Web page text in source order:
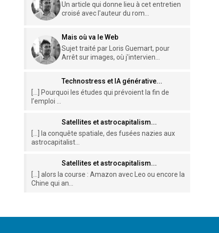
Un article qui donne lieu à cet entretien
croisé avec l'auteur du rom...
Mais où va le Web
Sujet traité par Loris Guemart, pour
Arrêt sur images, où j'intervien...
Technostress et IA générative...
[…] Pourquoi les études qui prévoient la fin de
l’emploi ...
Satellites et astrocapitalism...
[…] la conquête spatiale, des fusées nazies aux
astrocapitalist...
Satellites et astrocapitalism...
[…] alors la course : Amazon avec Leo ou encore la
Chine qui an...